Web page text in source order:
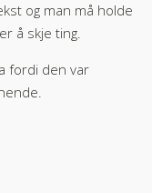
og man må holde
å skje ting.
fordi den var